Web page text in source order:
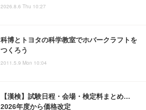
2026.8.6 Thu 10:27
科博とトヨタの科学教室でホバークラフトを
つくろう
2011.5.9 Mon 10:04
【漢検】試験日程・会場・検定料まとめ…
2026年度から価格改定